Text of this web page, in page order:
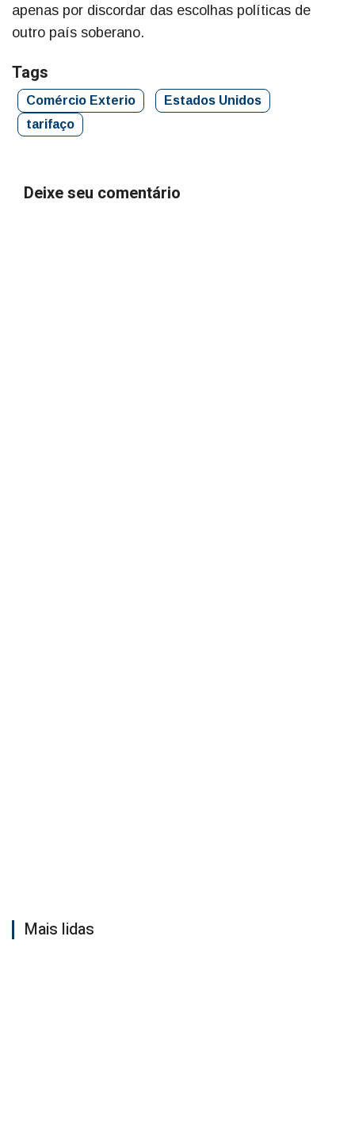
apenas por discordar das escolhas políticas de
outro país soberano.
Tags
Comércio Exterio
Estados Unidos
tarifaço
Deixe seu comentário
Mais lidas